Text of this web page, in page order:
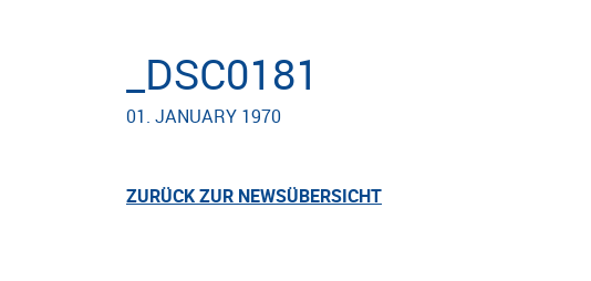
_DSC0181
01. JANUARY 1970
ZURÜCK ZUR NEWSÜBERSICHT